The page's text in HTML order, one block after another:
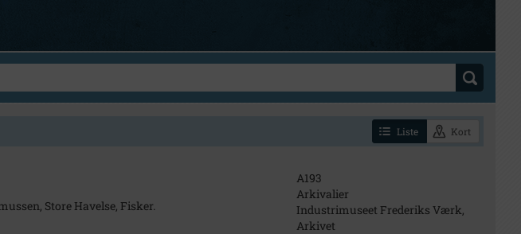
Liste Kort
Store Havelse, Fisker.
A193
Arkivalier
Industrimuseet Frederiks Værk,
Arkivet